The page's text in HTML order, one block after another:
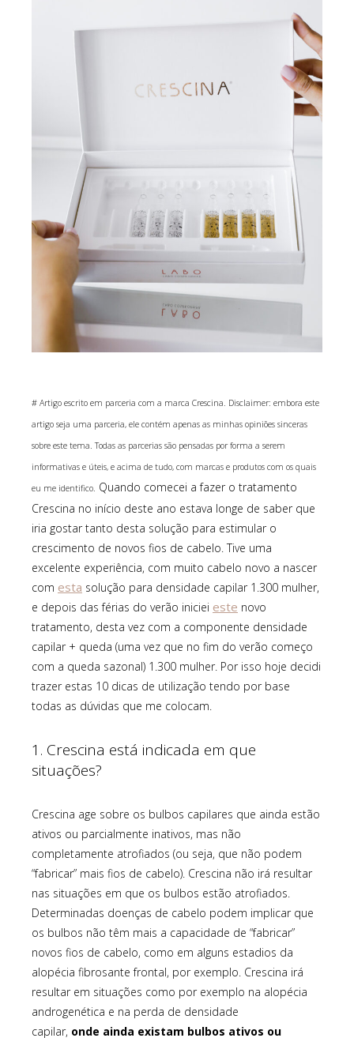
# Artigo escrito em parceria com a marca Crescina. Disclaimer: embora este
artigo seja uma parceria, ele contém apenas as minhas opiniões sinceras
sobre este tema. Todas as parcerias são pensadas por forma a serem
informativas e úteis, e acima de tudo, com marcas e produtos com os quais
eu me identifico. Quando comecei a fazer o tratamento
Crescina no início deste ano estava longe de saber que
iria gostar tanto desta solução para estimular o
crescimento de novos fios de cabelo. Tive uma
excelente experiência, com muito cabelo novo a nascer
com esta solução para densidade capilar 1.300 mulher,
e depois das férias do verão iniciei este novo
tratamento, desta vez com a componente densidade
capilar + queda (uma vez que no fim do verão começo
com a queda sazonal) 1.300 mulher. Por isso hoje decidi
trazer estas 10 dicas de utilização tendo por base
todas as dúvidas que me colocam.
1. Crescina está indicada em que
situações?
Crescina age sobre os bulbos capilares que ainda estão
ativos ou parcialmente inativos, mas não
completamente atrofiados (ou seja, que não podem
“fabricar” mais fios de cabelo). Crescina não irá resultar
nas situações em que os bulbos estão atrofiados.
Determinadas doenças de cabelo podem implicar que
os bulbos não têm mais a capacidade de “fabricar”
novos fios de cabelo, como em alguns estadios da
alopécia fibrosante frontal, por exemplo. Crescina irá
resultar em situações como por exemplo na alopécia
androgenética e na perda de densidade
capilar, onde ainda existam bulbos ativos ou